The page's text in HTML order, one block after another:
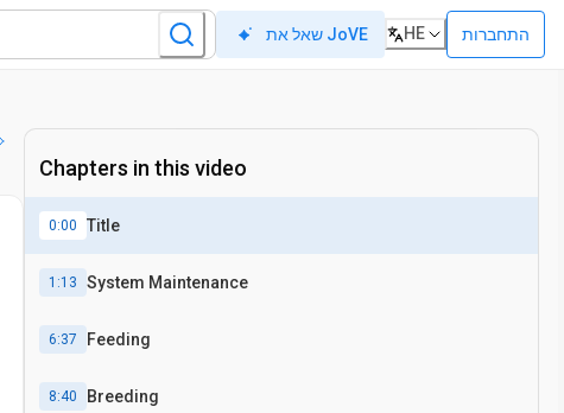
שאל את JoVE HE התחברות
Chapters in this video
0:00 Title
1:13 System Maintenance
6:37 Feeding
8:40 Breeding